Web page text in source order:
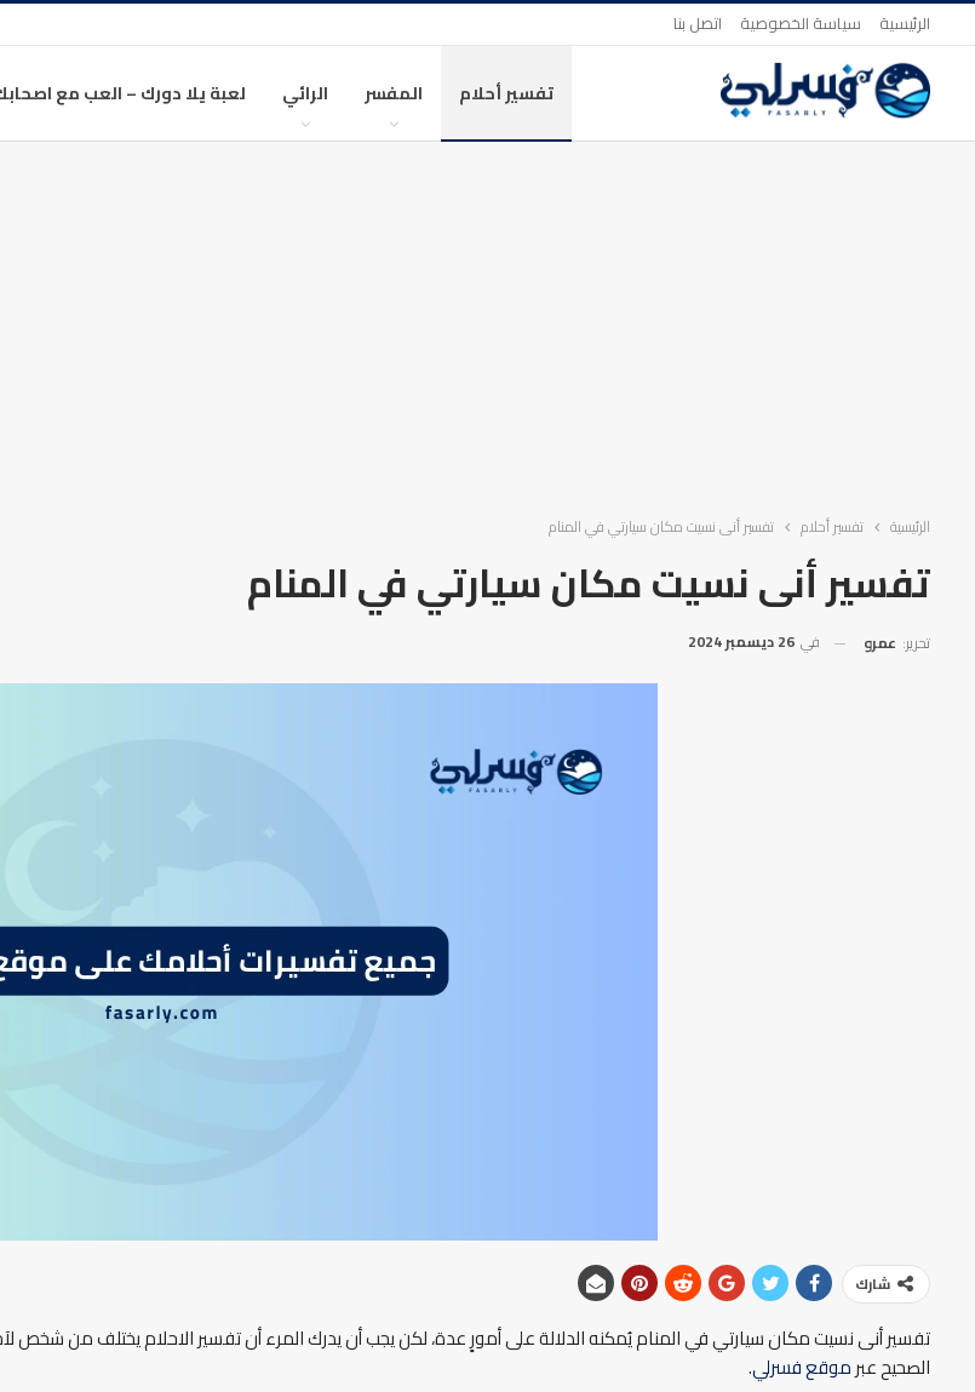
الرئيسية سياسة الخصوصية اتصل بنا
تفسير أحلام المفسر الرائي لعبة يلا دورك – العب مع
الرئيسية تفسير أحلام تفسير أنى نسيت مكان سيارتي في المنام
تفسير أنى نسيت مكان سيارتي في المنام
تحرير: عمرو في 26 ديسمبر 2024
شارك
تفسير أنى نسيت مكان سيارتي في المنام يُمكنه الدلالة على أمورٍ عدة، لكن يجب أن يدرك المرء أن تفسير الاحلام يختلف من شخص
الصحيح عبرموقع فسرلي.